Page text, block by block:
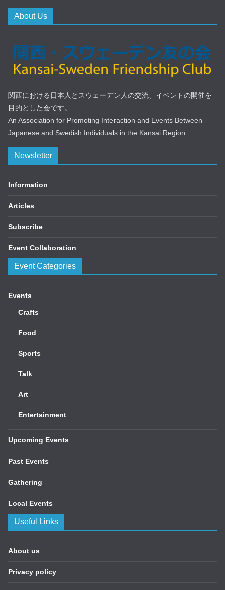
About Us
関西における日本人とスウェーデン人の交流、イベントの開催を
目的とした会です。
An Association for Promoting Interaction and Events Between
Japanese and Swedish Individuals in the Kansai Region
Newsletter
Information
Articles
Subscribe
Event Collaboration
Event Categories
Events
Crafts
Food
Sports
Talk
Art
Entertainment
Upcoming Events
Past Events
Gathering
Local Events
Useful Links
About us
Privacy policy